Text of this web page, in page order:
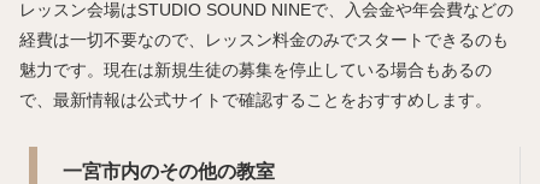
レッスン会場はSTUDIO SOUND NINEで、入会金や年会費などの
経費は一切不要なので、レッスン料金のみでスタートできるのも
魅力です。現在は新規生徒の募集を停止している場合もあるの
で、最新情報は公式サイトで確認することをおすすめします。
一宮市内のその他の教室